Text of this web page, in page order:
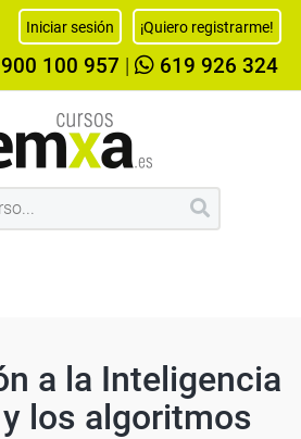
Iniciar sesión ¡Quiero registrarme!
900 100 957 619 926 324
a la Inteligencia
los algoritmos